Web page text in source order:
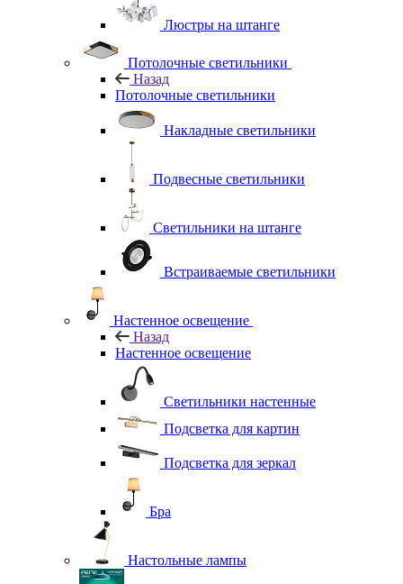
Люстры на штанге
Потолочные светильники
Назад
Потолочные светильники
Накладные светильники
Подвесные светильники
Светильники на штанге
Встраиваемые светильники
Настенное освещение
Назад
Настенное освещение
Светильники настенные
Подсветка для картин
Подсветка для зеркал
Бра
Настольные лампы